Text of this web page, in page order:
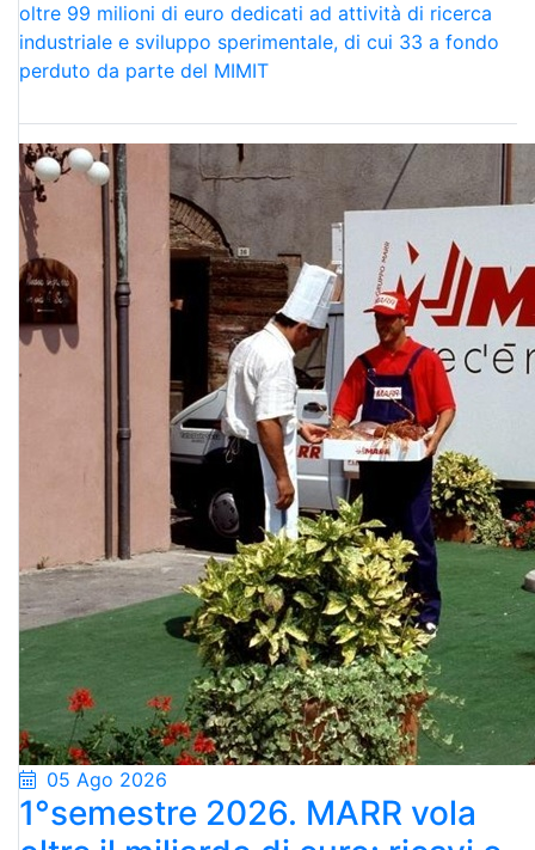
oltre 99 milioni di euro dedicati ad attività di ricerca
industriale e sviluppo sperimentale, di cui 33 a fondo
perduto da parte del MIMIT
05 Ago 2026
1°semestre 2026. MARR vola